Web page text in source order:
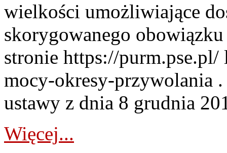
wielkości umożliwiające
skorygowanego
stronie https://
mocy-okresy-przywolania
ustawy z dnia 8 grudnia
Więcej...